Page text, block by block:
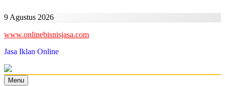
to
9 Agustus 2026
www.onlinebisnisjasa.com
Jasa Iklan Online
Menu